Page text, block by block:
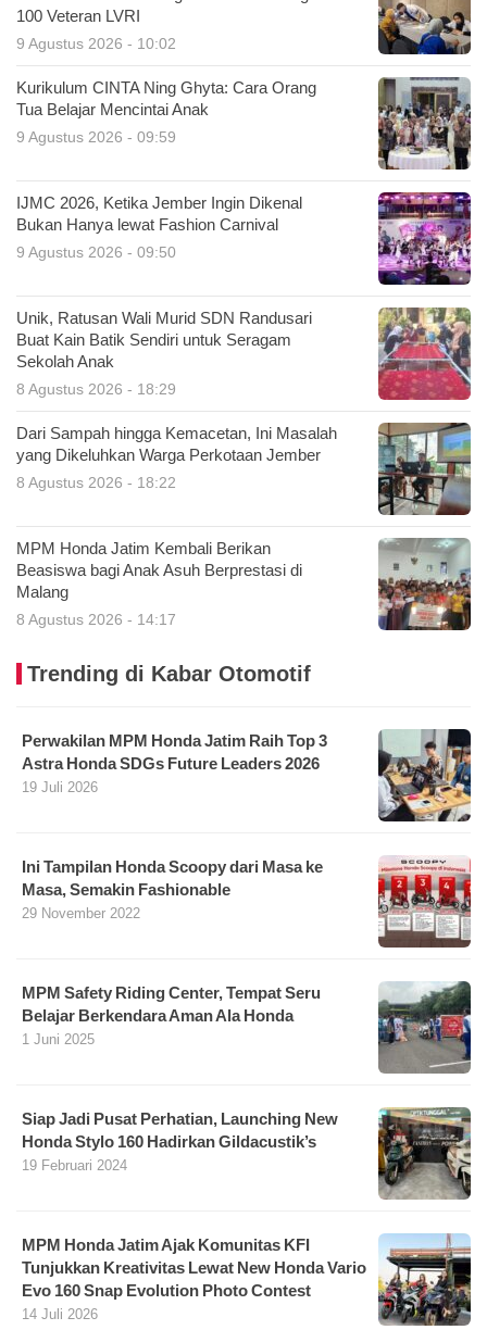
100 Veteran LVRI
9 Agustus 2026 - 10:02
Kurikulum CINTA Ning Ghyta: Cara Orang
Tua Belajar Mencintai Anak
9 Agustus 2026 - 09:59
IJMC 2026, Ketika Jember Ingin Dikenal
Bukan Hanya lewat Fashion Carnival
9 Agustus 2026 - 09:50
Unik, Ratusan Wali Murid SDN Randusari
Buat Kain Batik Sendiri untuk Seragam
Sekolah Anak
8 Agustus 2026 - 18:29
Dari Sampah hingga Kemacetan, Ini Masalah
yang Dikeluhkan Warga Perkotaan Jember
8 Agustus 2026 - 18:22
MPM Honda Jatim Kembali Berikan
Beasiswa bagi Anak Asuh Berprestasi di
Malang
8 Agustus 2026 - 14:17
Trending di Kabar Otomotif
Perwakilan MPM Honda Jatim Raih Top 3
Astra Honda SDGs Future Leaders 2026
19 Juli 2026
Ini Tampilan Honda Scoopy dari Masa ke
Masa, Semakin Fashionable
29 November 2022
MPM Safety Riding Center, Tempat Seru
Belajar Berkendara Aman Ala Honda
1 Juni 2025
Siap Jadi Pusat Perhatian, Launching New
Honda Stylo 160 Hadirkan Gildacustik’s
19 Februari 2024
MPM Honda Jatim Ajak Komunitas KFI
Tunjukkan Kreativitas Lewat New Honda Vario
Evo 160 Snap Evolution Photo Contest
14 Juli 2026